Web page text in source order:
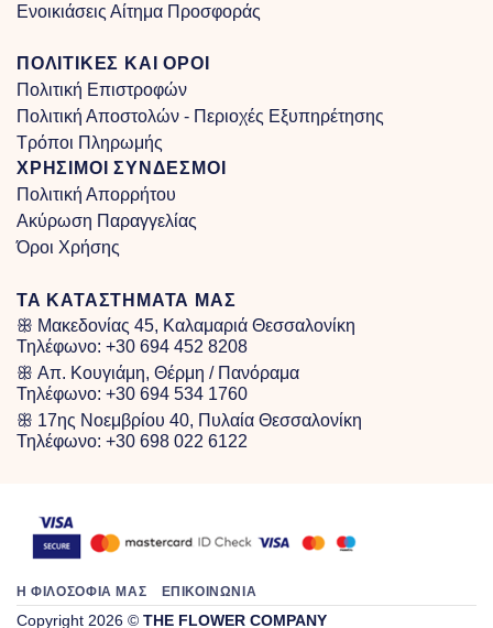
Ενοικιάσεις Αίτημα Προσφοράς
ΠΟΛΙΤΙΚΕΣ ΚΑΙ ΟΡΟΙ
Πολιτική Επιστροφών
Πολιτική Αποστολών - Περιοχές Εξυπηρέτησης
Τρόποι Πληρωμής
ΧΡΗΣΙΜΟΙ ΣΥΝΔΕΣΜΟΙ
Πολιτική Απορρήτου
Ακύρωση Παραγγελίας
Όροι Χρήσης
ΤΑ ΚΑΤΑΣΤΗΜΑΤΑ ΜΑΣ
ꕥ Μακεδονίας 45, Καλαμαριά Θεσσαλονίκη
Τηλέφωνο: +30 694 452 8208
ꕥ Απ. Κουγιάμη, Θέρμη / Πανόραμα
Τηλέφωνο: +30 694 534 1760
ꕥ 17ης Νοεμβρίου 40, Πυλαία Θεσσαλονίκη
Τηλέφωνο: +30 698 022 6122
Η ΦΙΛΟΣΟΦΙΑ ΜΑΣ ΕΠΙΚΟΙΝΩΝΙΑ
Copyright 2026 © THE FLOWER COMPANY